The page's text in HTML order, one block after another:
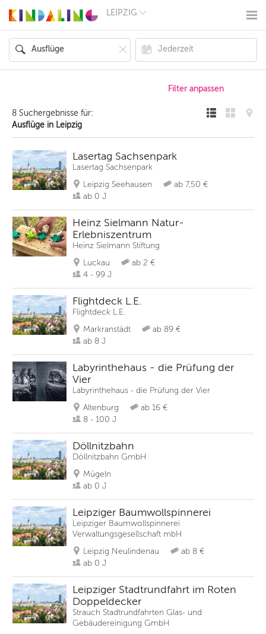
LEIPZIG
BERLIN
MÜNCHEN
HAMBURG
KÖLN
HANNOVER
DRESDEN
NÜRNBERG
WIEN
ANDERE
REGIONEN
8 Suchergebnisse für:
Ausflüge in Leipzig
Lasertag Sachsenpark
Lasertag Sachsenpark
Leipzig Seehausen
ab 7,50 €
ab 0 J
Heinz Sielmann Natur-
Erlebniszentrum
Heinz Sielmann Stiftung
Luckau
ab 2 €
4 - 99 J
Flightdeck L.E.
Flightdeck L.E.
Markranstädt
ab 89 €
ab 8 J
Labyrinthehaus - die Prüfung der
Vier
Labyrinthehaus - die Prüfung der Vier
Altenburg
ab 16 €
8 - 100 J
Döllnitzbahn
Döllnitzbahn GmbH
Mügeln
ab 0 J
Leipziger Baumwollspinnerei
Leipziger Baumwollspinnerei
Verwaltungsgesellschaft mbH
Leipzig Neulindenau
ab 8 €
ab 0 J
Leipziger Stadtrundfahrt im Roten
Doppeldecker
Strauch Stadtrundfahrten Glas- und
Gebäudereinigung GmbH